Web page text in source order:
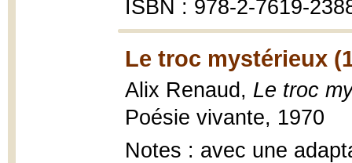
ISBN : 978-2-7619-
Le troc mystérieux
Alix Renaud, Le troc
Poésie vivante, 1970
Notes : avec une